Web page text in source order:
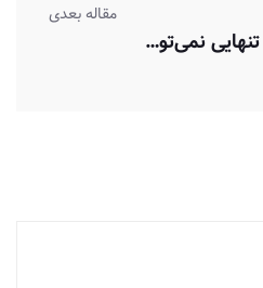
مقاله بعدی
جک دورسی: اتریوم به‌ تنهایی نمی‌تواند…